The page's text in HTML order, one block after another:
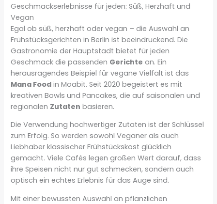
Geschmackserlebnisse für jeden: Süß, Herzhaft und
Vegan
Egal ob süß, herzhaft oder vegan – die Auswahl an
Frühstücksgerichten in Berlin ist beeindruckend. Die
Gastronomie der Hauptstadt bietet für jeden
Geschmack die passenden Gerichte an. Ein
herausragendes Beispiel für vegane Vielfalt ist das
Mana Food in Moabit. Seit 2020 begeistert es mit
kreativen Bowls und Pancakes, die auf saisonalen und
regionalen Zutaten basieren.
Die Verwendung hochwertiger Zutaten ist der Schlüssel
zum Erfolg. So werden sowohl Veganer als auch
Liebhaber klassischer Frühstückskost glücklich
gemacht. Viele Cafés legen großen Wert darauf, dass
ihre Speisen nicht nur gut schmecken, sondern auch
optisch ein echtes Erlebnis für das Auge sind.
Mit einer bewussten Auswahl an pflanzlichen